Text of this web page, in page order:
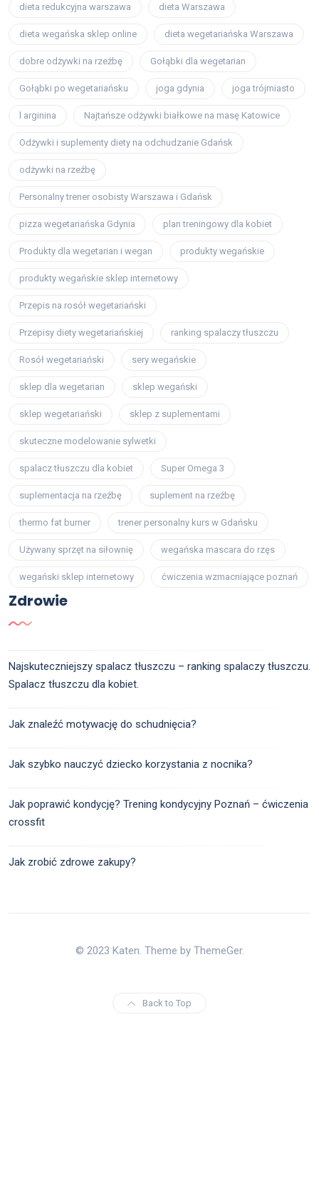
dieta redukcyjna warszawa dieta Warszawa
dieta wegańska sklep online dieta wegetariańska Warszawa
dobre odżywki na rzeźbę Gołąbki dla wegetarian
Gołąbki po wegetariańsku joga gdynia joga trójmiasto
l arginina Najtańsze odżywki białkowe na masę Katowice
Odżywki i suplementy diety na odchudzanie Gdańsk
odżywki na rzeźbę
Personalny trener osobisty Warszawa i Gdańsk
pizza wegetariańska Gdynia plan treningowy dla kobiet
Produkty dla wegetarian i wegan produkty wegańskie
produkty wegańskie sklep internetowy
Przepis na rosół wegetariański
Przepisy diety wegetariańskiej ranking spalaczy tłuszczu
Rosół wegetariański sery wegańskie
sklep dla wegetarian sklep wegański
sklep wegetariański sklep z suplementami
skuteczne modelowanie sylwetki
spalacz tłuszczu dla kobiet Super Omega 3
suplementacja na rzeźbę suplement na rzeźbę
thermo fat burner trener personalny kurs w Gdańsku
Używany sprzęt na siłownię wegańska mascara do rzęs
wegański sklep internetowy ćwiczenia wzmacniające poznań
Zdrowie
Najskuteczniejszy spalacz tłuszczu – ranking spalaczy tłuszczu.
Spalacz tłuszczu dla kobiet.
Jak znaleźć motywację do schudnięcia?
Jak szybko nauczyć dziecko korzystania z nocnika?
Jak poprawić kondycję? Trening kondycyjny Poznań – ćwiczenia
crossfit
Jak zrobić zdrowe zakupy?
© 2023 Katen. Theme by ThemeGer.
Back to Top